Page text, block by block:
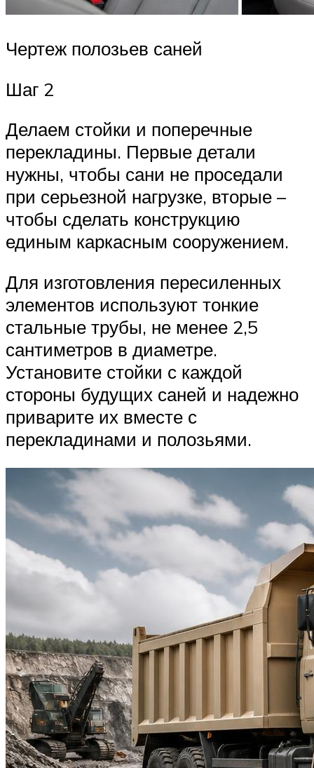
Чертеж полозьев саней
Шаг 2
Делаем стойки и поперечные
перекладины. Первые детали
нужны, чтобы сани не проседали
при серьезной нагрузке, вторые –
чтобы сделать конструкцию
единым каркасным сооружением.
Для изготовления пересиленных
элементов используют тонкие
стальные трубы, не менее 2,5
сантиметров в диаметре.
Установите стойки с каждой
стороны будущих саней и надежно
приварите их вместе с
перекладинами и полозьями.